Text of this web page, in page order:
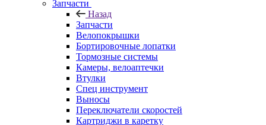
Запчасти
Назад
Запчасти
Велопокрышки
Бортировочные лопатки
Тормозные системы
Камеры, велоаптечки
Втулки
Спец инструмент
Выносы
Переключатели скоростей
Картриджи в каретку